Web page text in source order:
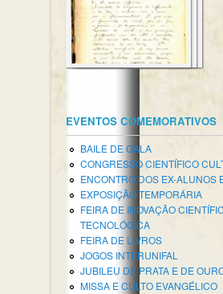
EVENTOS COMEMORATIVOS
BAILE DE GALA
CONGRESSO CIENTÍFICO
ENCONTRO DOS EX-ALUNOS
EXPOSIÇÃO TEMPORÁRIA
FEIRA DE INOVAÇÃO
TECNOLÓGICA
FEIRA DE LIVROS
JOGOS INTERUNIFAL
JUBILEU DE PRATA E DE
MISSA E CULTO EVANGÉLICO